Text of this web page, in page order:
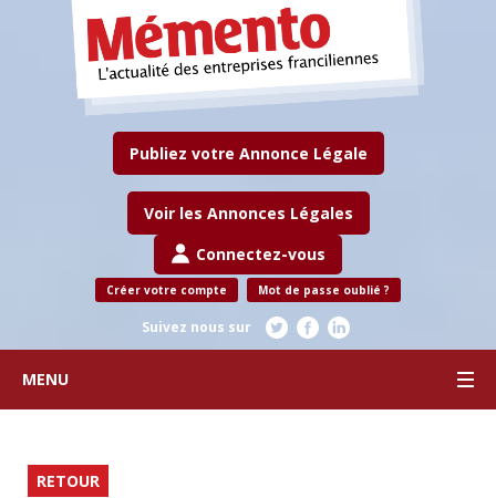
Publiez votre Annonce Légale
Voir les Annonces Légales
Connectez-vous
Créer votre compte Mot de passe oublié ?
Suivez nous sur
MENU
RETOUR